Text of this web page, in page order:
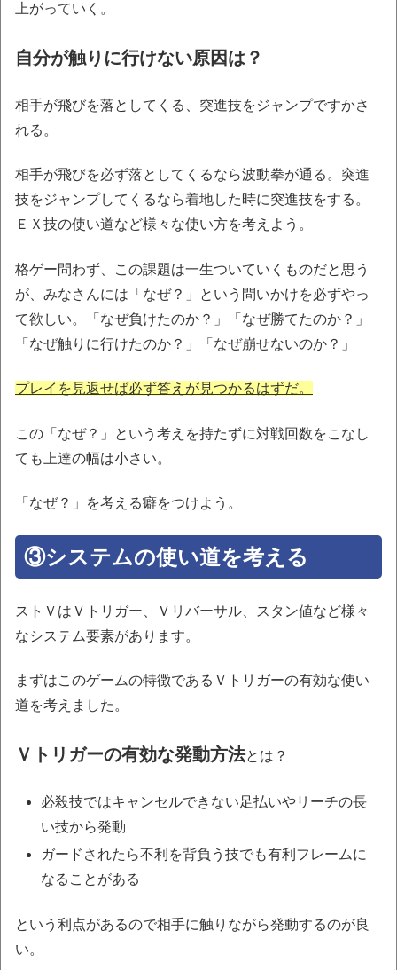
上がっていく。
自分が触りに行けない原因は？
相手が飛びを落としてくる、突進技をジャンプですかさ
れる。
相手が飛びを必ず落としてくるなら波動拳が通る。突進
技をジャンプしてくるなら着地した時に突進技をする。
ＥＸ技の使い道など様々な使い方を考えよう。
格ゲー問わず、この課題は一生ついていくものだと思う
が、みなさんには「なぜ？」という問いかけを必ずやっ
て欲しい。「なぜ負けたのか？」「なぜ勝てたのか？」
「なぜ触りに行けたのか？」「なぜ崩せないのか？」
プレイを見返せば必ず答えが見つかるはずだ。
この「なぜ？」という考えを持たずに対戦回数をこなし
ても上達の幅は小さい。
「なぜ？」を考える癖をつけよう。
③システムの使い道を考える
ストＶはＶトリガー、Ｖリバーサル、スタン値など様々
なシステム要素があります。
まずはこのゲームの特徴であるＶトリガーの有効な使い
道を考えました。
Ｖトリガーの有効な発動方法とは？
必殺技ではキャンセルできない足払いやリーチの長
い技から発動
ガードされたら不利を背負う技でも有利フレームに
なることがある
という利点があるので相手に触りながら発動するのが良
い。